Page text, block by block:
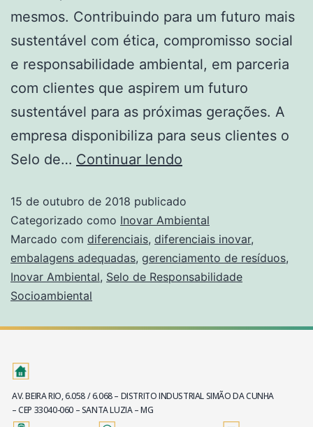
mesmos. Contribuindo para um futuro mais
sustentável com ética, compromisso social
e responsabilidade ambiental, em parceria
com clientes que aspirem um futuro
sustentável para as próximas gerações. A
empresa disponibiliza para seus clientes o
Selo de… Continuar lendo
15 de outubro de 2018 publicado
Categorizado como Inovar Ambiental
Marcado com diferenciais, diferenciais inovar,
embalagens adequadas, gerenciamento de resíduos,
Inovar Ambiental, Selo de Responsabilidade
Socioambiental
AV. BEIRA RIO, 6.058 / 6.068 – DISTRITO INDUSTRIAL SIMÃO DA CUNHA
– CEP 33040-060 – SANTA LUZIA – MG